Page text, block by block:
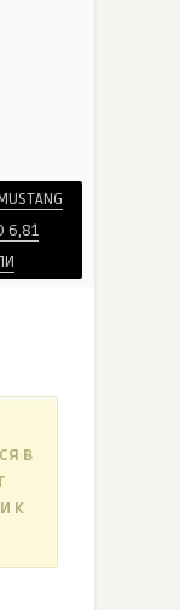
6,81
в
к